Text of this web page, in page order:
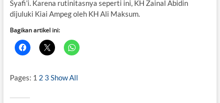
Syafi’i. Karena rutinitasnya seperti ini, KH Zainal Abidin
dijuluki Kiai Ampeg oleh KH Ali Maksum.
Bagikan artikel ini:
Pages: 1 2 3 Show All